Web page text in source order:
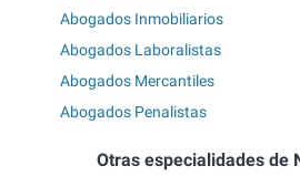
Abogados Inmobiliarios
Abogados Laboralistas
Abogados Mercantiles
Abogados Penalistas
Otras especialidades de